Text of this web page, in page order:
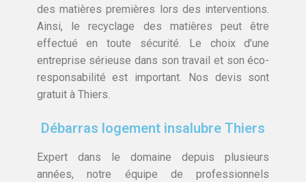
des matières premières lors des interventions.
Ainsi, le recyclage des matières peut être
effectué en toute sécurité. Le choix d’une
entreprise sérieuse dans son travail et son éco-
responsabilité est important. Nos devis sont
gratuit à Thiers.
Débarras logement insalubre Thiers
Expert dans le domaine depuis plusieurs
années, notre équipe de professionnels